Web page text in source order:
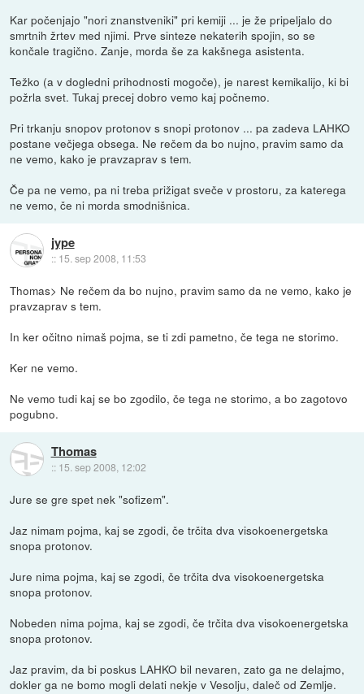
Kar počenjajo "nori znanstveniki" pri kemiji ... je že pripeljalo do
smrtnih žrtev med njimi. Prve sinteze nekaterih spojin, so se
končale tragično. Zanje, morda še za kakšnega asistenta.
Težko (a v dogledni prihodnosti mogoče), je narest kemikalijo, ki bi
požrla svet. Tukaj precej dobro vemo kaj počnemo.
Pri trkanju snopov protonov s snopi protonov ... pa zadeva LAHKO
postane večjega obsega. Ne rečem da bo nujno, pravim samo da
ne vemo, kako je pravzaprav s tem.
Če pa ne vemo, pa ni treba prižigat sveče v prostoru, za katerega
ne vemo, če ni morda smodnišnica.
jype
:: 15. sep 2008, 11:53
Thomas> Ne rečem da bo nujno, pravim samo da ne vemo, kako je
pravzaprav s tem.
In ker očitno nimaš pojma, se ti zdi pametno, če tega ne storimo.
Ker ne vemo.
Ne vemo tudi kaj se bo zgodilo, če tega ne storimo, a bo zagotovo
pogubno.
Thomas
:: 15. sep 2008, 12:02
Jure se gre spet nek "sofizem".
Jaz nimam pojma, kaj se zgodi, če trčita dva visokoenergetska
snopa protonov.
Jure nima pojma, kaj se zgodi, če trčita dva visokoenergetska
snopa protonov.
Nobeden nima pojma, kaj se zgodi, če trčita dva visokoenergetska
snopa protonov.
Jaz pravim, da bi poskus LAHKO bil nevaren, zato ga ne delajmo,
dokler ga ne bomo mogli delati nekje v Vesolju, daleč od Zemlje.